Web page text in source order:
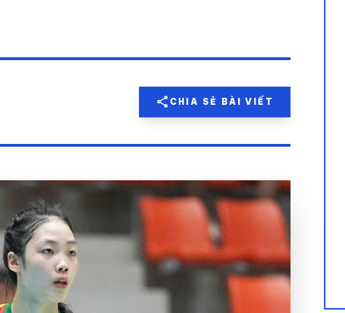
share CHIA SẺ BÀI VIẾT